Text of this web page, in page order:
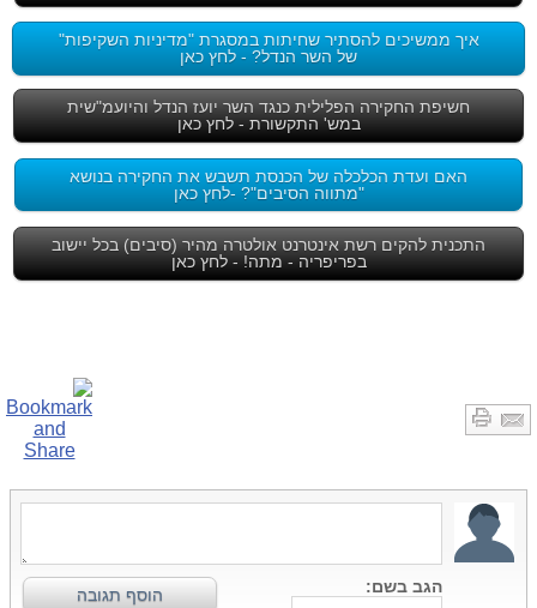
איך ממשיכים להסתיר שחיתות במסגרת "מדיניות השקיפות"
של השר הנדל? - לחץ כאן
חשיפת החקירה הפלילית כנגד השר יועז הנדל והיועמ"שית
במש' התקשורת - לחץ כאן
האם ועדת הכלכלה של הכנסת תשבש את החקירה בנושא
"מתווה הסיבים"? -לחץ כאן
התכנית להקים רשת אינטרנט אולטרה מהיר (סיבים) בכל יישוב
בפריפריה - מתה! - לחץ כאן